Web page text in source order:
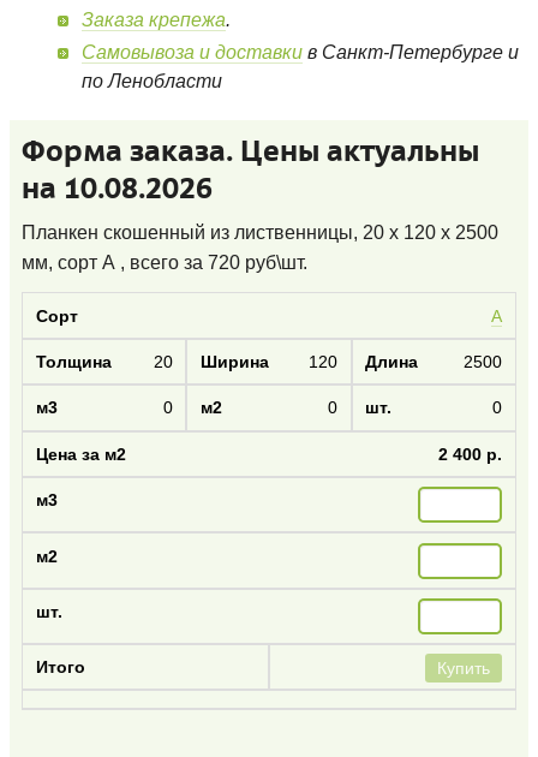
Заказа крепежа.
Самовывоза и доставки в Санкт-Петербурге и
по Ленобласти
Форма заказа. Цены актуальны
на 10.08.2026
Планкен скошенный из лиственницы, 20 x 120 x 2500
мм, сорт А , всего за 720 руб\шт.
А
20 120 2500
0 0 0
2 400 р.
Купить